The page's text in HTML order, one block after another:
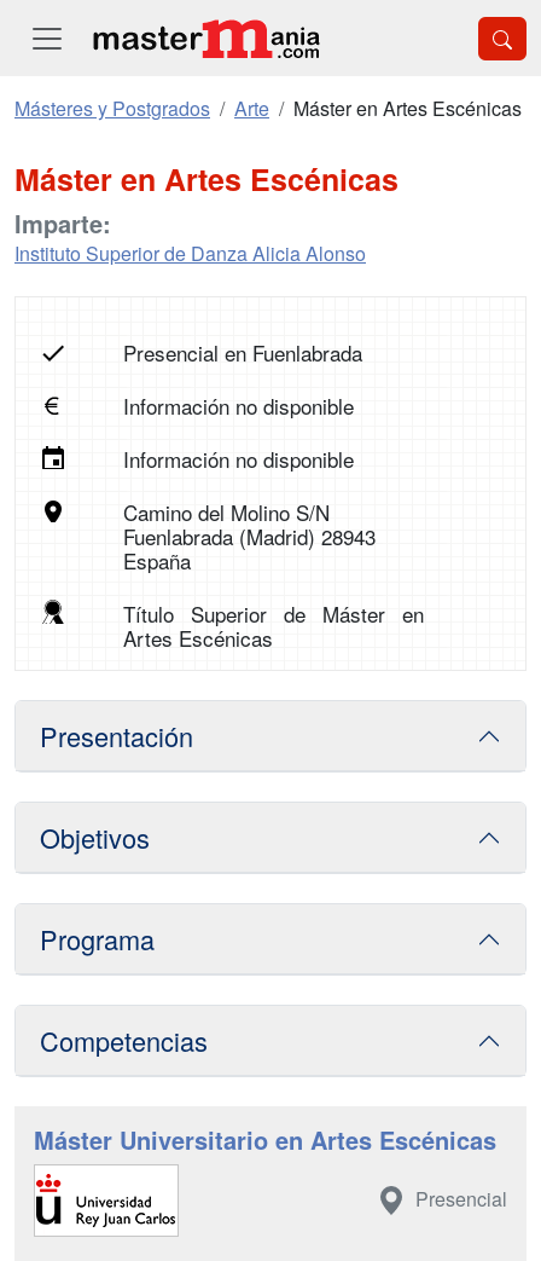
Másteres y Postgrados Arte Máster en Artes Escénicas
Máster en Artes Escénicas
Imparte:
Instituto Superior de Danza Alicia Alonso
Presencial en Fuenlabrada
Información no disponible
Información no disponible
Camino del Molino S/N
Fuenlabrada (Madrid) 28943
España
Título Superior de Máster en
Artes Escénicas
Presentación
Objetivos
Programa
Competencias
Máster Universitario en Artes Escénicas
Presencial